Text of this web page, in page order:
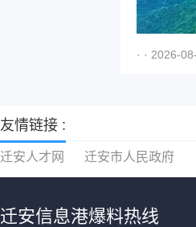
· · 2026-
友情链接 :
迁安人才网 迁安市人民政府
迁安信息港爆料热线